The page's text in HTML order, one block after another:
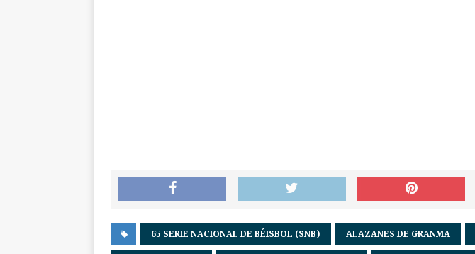
65 SERIE NACIONAL DE BÉISBOL (SNB) ALAZANES DE GRANMA